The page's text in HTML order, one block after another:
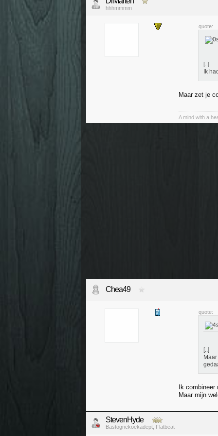
hhhmmmm
quote:
[..]
Ik
Maar zet je
A mind with a
Chea49
quote:
[..]
Ik
Maar mijn
StevenHyde
Bastognekoekadept, Flatbeat